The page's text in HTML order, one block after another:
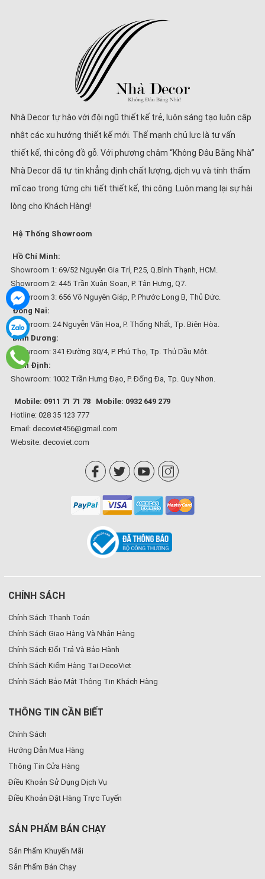
Nhà Decor tự hào với đội ngũ thiết kế trẻ, luôn sáng tạo luôn cập
nhật các xu hướng thiết kế mới. Thế mạnh chủ lực là tư vấn
thiết kế, thi công đồ gỗ. Với phương châm “Không Đâu Bằng Nhà”
Nhà Decor đã tự tin khẳng định chất lượng, dịch vụ và tính thẩm
mĩ cao trong từng chi tiết thiết kế, thi công. Luôn mang lại sự hài
lòng cho Khách Hàng!
Hệ Thống Showroom
Hồ Chí Minh:
Showroom 1: 69/52 Nguyễn Gia Trí, P.25, Q.Bình Thạnh, HCM.
Showroom 2: 445 Trần Xuân Soạn, P. Tân Hưng, Q7.
Showroom 3: 656 Võ Nguyên Giáp, P. Phước Long B, Thủ Đức.
Đồng Nai:
Showroom: 24 Nguyễn Văn Hoa, P. Thống Nhất, Tp. Biên Hòa.
Bình Dương:
Showroom: 341 Đường 30/4, P. Phú Thọ, Tp. Thủ Dầu Một.
Bình Định:
Showroom: 1002 Trần Hưng Đạo, P. Đống Đa, Tp. Quy Nhơn.
Mobile: 0911 71 71 78
Mobile: 0932 649 279
Hotline: 028 35 123 777
Email: decoviet456@gmail.com
Website: decoviet.com
CHÍNH SÁCH
Chính Sách Thanh Toán
Chính Sách Giao Hàng Và Nhận Hàng
Chính Sách Đổi Trả Và Bảo Hành
Chính Sách Kiểm Hàng Tại DecoViet
Chính Sách Bảo Mật Thông Tin Khách Hàng
THÔNG TIN CẦN BIẾT
Chính Sách
Hướng Dẫn Mua Hàng
Thông Tin Cửa Hàng
Điều Khoản Sử Dụng Dịch Vụ
Điều Khoản Đặt Hàng Trực Tuyến
SẢN PHẨM BÁN CHẠY
Sản Phẩm Khuyến Mãi
Sản Phẩm Bán Chạy